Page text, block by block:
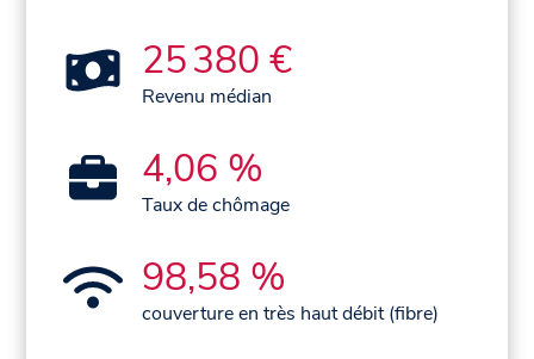
25 380 €
Revenu médian
4,06 %
Taux de chômage
98,58 %
couverture en très haut débit (fibre)